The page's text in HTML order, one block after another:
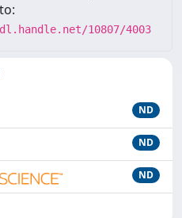
10807/4003
ND
ND
ND